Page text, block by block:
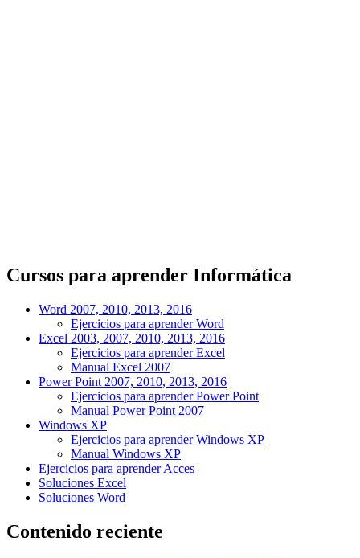
Cursos para aprender Informática
Word 2007, 2010, 2013, 2016
Ejercicios para aprender Word
Excel 2003, 2007, 2010, 2013, 2016
Ejercicios para aprender Excel
Manual Excel 2007
Power Point 2007, 2010, 2013, 2016
Ejercicios para aprender Power Point
Manual Power Point 2007
Windows XP
Ejercicios para aprender Windows XP
Manual Windows XP
Ejercicios para aprender Acces
Soluciones Excel
Soluciones Word
Contenido reciente